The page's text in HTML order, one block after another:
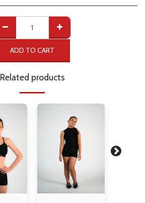
ADD TO CART
Related products